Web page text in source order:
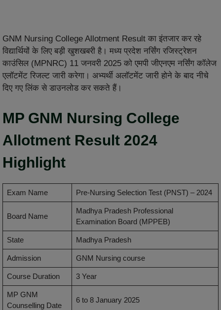
GNM Nursing College Allotment Result का इंतजार कर रहे
विद्यार्थियों के लिए बड़ी खुशखबरी है। मध्य प्रदेश नर्सिंग रजिस्ट्रेशन
काउंसिल (MPNRC) 11 जनवरी 2025 को एमपी जीएनएम नर्सिंग कॉलेज
एलॉटमेंट रिजल्ट जारी करेगा। अभ्यर्थी अलॉटमेंट जारी होने के बाद नीचे
दिए गए लिंक से डाउनलोड कर सकते हैं।
MP GNM Nursing College
Allotment Result 2024
Highlight
Exam Name Pre-Nursing Selection Test (PNST) – 2024
Board Name
Madhya Pradesh Professional
Examination Board (MPPEB)
State Madhya Pradesh
Admission GNM Nursing course
Course Duration 3 Year
MP GNM
Counselling Date
6 to 8 January 2025